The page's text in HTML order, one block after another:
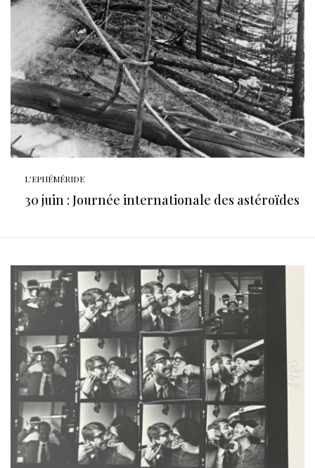
L'EPHÉMÉRIDE
30 juin : Journée internationale des astéroïdes